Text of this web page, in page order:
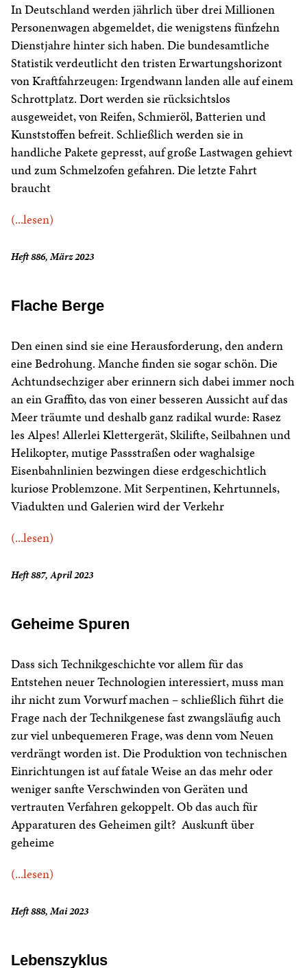
In Deutschland werden jährlich über drei Millionen
Personenwagen abgemeldet, die wenigstens fünfzehn
Dienstjahre hinter sich haben. Die bundesamtliche
Statistik verdeutlicht den tristen Erwartungshorizont
von Kraftfahrzeugen: Irgendwann landen alle auf einem
Schrottplatz. Dort werden sie rücksichtslos
ausgeweidet, von Reifen, Schmieröl, Batterien und
Kunststoffen befreit. Schließlich werden sie in
handliche Pakete gepresst, auf große Lastwagen gehievt
und zum Schmelzofen gefahren. Die letzte Fahrt
braucht
(...lesen)
Heft 886, März 2023
Flache Berge
Den einen sind sie eine Herausforderung, den andern
eine Bedrohung. Manche finden sie sogar schön. Die
Achtundsechziger aber erinnern sich dabei immer noch
an ein Graffito, das von einer besseren Aussicht auf das
Meer träumte und deshalb ganz radikal wurde: Rasez
les Alpes! Allerlei Klettergerät, Skilifte, Seilbahnen und
Helikopter, mutige Passstraßen oder waghalsige
Eisenbahnlinien bezwingen diese erdgeschichtlich
kuriose Problemzone. Mit Serpentinen, Kehrtunnels,
Viadukten und Galerien wird der Verkehr
(...lesen)
Heft 887, April 2023
Geheime Spuren
Dass sich Technikgeschichte vor allem für das
Entstehen neuer Technologien interessiert, muss man
ihr nicht zum Vorwurf machen – schließlich führt die
Frage nach der Technikgenese fast zwangsläufig auch
zur viel unbequemeren Frage, was denn vom Neuen
verdrängt worden ist. Die Produktion von technischen
Einrichtungen ist auf fatale Weise an das mehr oder
weniger sanfte Verschwinden von Geräten und
vertrauten Verfahren gekoppelt. Ob das auch für
Apparaturen des Geheimen gilt? Auskunft über
geheime
(...lesen)
Heft 888, Mai 2023
Lebenszyklus